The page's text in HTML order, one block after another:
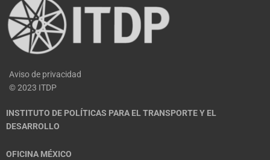
Aviso de privacidad
© 2023 ITDP
INSTITUTO DE POLÍTICAS PARA EL TRANSPORTE Y EL
DESARROLLO
OFICINA MÉXICO